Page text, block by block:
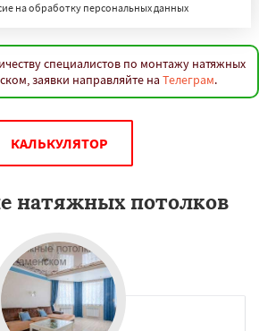
на обработку персональных данных
специалистов по монтажу натяжных
заявки направляйте на Телеграм.
КАЛЬКУЛЯТОР
натяжных потолков